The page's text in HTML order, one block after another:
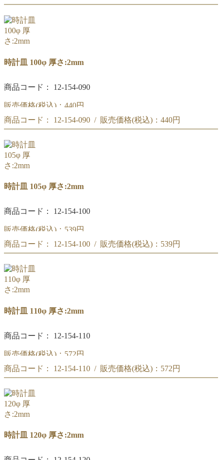
時計皿 90φ
時計皿 100φ 厚さ:2mm
商品コード： 12-154-090
販売価格(税込)： 440円
時計皿 100φ
商品コード： 12-154-090 / 販売価格(税込)： 440円
時計皿 100φ
時計皿 105φ 厚さ:2mm
商品コード： 12-154-100
販売価格(税込)： 539円
時計皿 105φ
商品コード： 12-154-100 / 販売価格(税込)： 539円
時計皿 105φ
時計皿 110φ 厚さ:2mm
商品コード： 12-154-110
販売価格(税込)： 572円
時計皿 110φ
商品コード： 12-154-110 / 販売価格(税込)： 572円
時計皿 110φ
時計皿 120φ 厚さ:2mm